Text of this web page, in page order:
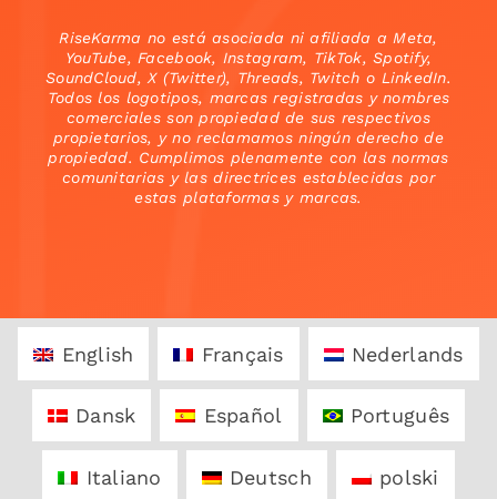
RiseKarma no está asociada ni afiliada a Meta,
YouTube, Facebook, Instagram, TikTok, Spotify,
SoundCloud, X (Twitter), Threads, Twitch o LinkedIn.
Todos los logotipos, marcas registradas y nombres
comerciales son propiedad de sus respectivos
propietarios, y no reclamamos ningún derecho de
propiedad. Cumplimos plenamente con las normas
comunitarias y las directrices establecidas por
estas plataformas y marcas.
English Français Nederlands
Dansk Español Português
Italiano Deutsch polski